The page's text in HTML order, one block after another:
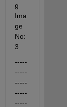
g
Ima
ge
No:
3
-----
-----
-----
-----
-----